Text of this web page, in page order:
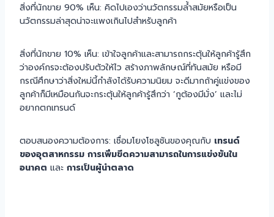
สิ่งที่นักขาย 90% เห็น: คิดไปเองว่านวัตกรรมล้ำสมัยหรือเป็น
นวัตกรรมล่าสุดน่าจะแพงเกินไปสำหรับลูกค้า
สิ่งที่นักขาย 10% เห็น: เข้าใจลูกค้าและสามารถกระตุ้นให้ลูกค้ารู้สึก
ว่าองค์กรจะต้องปรับตัวให้ไว สร้างภาพลักษณ์ที่ทันสมัย หรือมี
กรณีศึกษาว่าสิ่งใหม่นี้กำลังได้รับความนิยม จะดีมากถ้าคู่แข่งของ
ลูกค้าก็มีเหมือนกันจะกระตุ้นให้ลูกค้ารู้สึกว่า ‘กูต้องมีมั่ง’ และไม่
อยากตกเทรนด์
ตอบสนองความต้องการ: เชื่อมโยงโซลูชันของคุณกับ เทรนด์
ของอุตสาหกรรม การเพิ่มขีดความสามารถในการแข่งขันใน
อนาคต และ การเป็นผู้นำตลาด